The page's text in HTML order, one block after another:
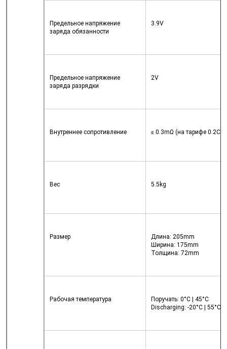
Мы скоро тебе перезвоним!
Предельное напряжение
заряда обязанности
3.9V
Предельное напряжение
заряда разрядки
2V
Внутреннее сопротивление ≤ 0.3mΩ (на тарифе 0.2C,
Вес 5.5kg
Размер
Длина: 205mm
Ширина: 175mm
Толщина: 72mm
Рабочая температура
Поручать: 0°C | 45°C
Discharging: -20°C | 55°C